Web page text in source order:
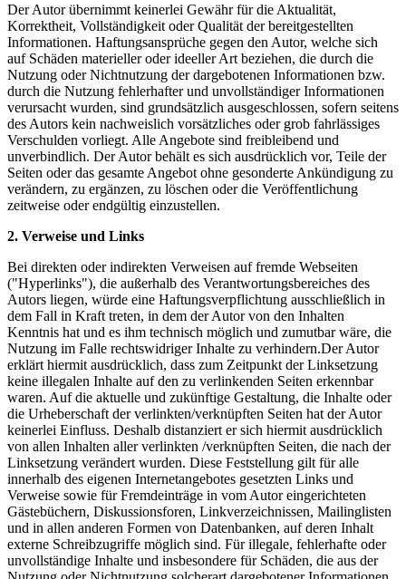
Der Autor übernimmt keinerlei Gewähr für die Aktualität,
Korrektheit, Vollständigkeit oder Qualität der bereitgestellten
Informationen. Haftungsansprüche gegen den Autor, welche sich
auf Schäden materieller oder ideeller Art beziehen, die durch die
Nutzung oder Nichtnutzung der dargebotenen Informationen bzw.
durch die Nutzung fehlerhafter und unvollständiger Informationen
verursacht wurden, sind grundsätzlich ausgeschlossen, sofern seitens
des Autors kein nachweislich vorsätzliches oder grob fahrlässiges
Verschulden vorliegt. Alle Angebote sind freibleibend und
unverbindlich. Der Autor behält es sich ausdrücklich vor, Teile der
Seiten oder das gesamte Angebot ohne gesonderte Ankündigung zu
verändern, zu ergänzen, zu löschen oder die Veröffentlichung
zeitweise oder endgültig einzustellen.
2. Verweise und Links
Bei direkten oder indirekten Verweisen auf fremde Webseiten
("Hyperlinks"), die außerhalb des Verantwortungsbereiches des
Autors liegen, würde eine Haftungsverpflichtung ausschließlich in
dem Fall in Kraft treten, in dem der Autor von den Inhalten
Kenntnis hat und es ihm technisch möglich und zumutbar wäre, die
Nutzung im Falle rechtswidriger Inhalte zu verhindern.Der Autor
erklärt hiermit ausdrücklich, dass zum Zeitpunkt der Linksetzung
keine illegalen Inhalte auf den zu verlinkenden Seiten erkennbar
waren. Auf die aktuelle und zukünftige Gestaltung, die Inhalte oder
die Urheberschaft der verlinkten/verknüpften Seiten hat der Autor
keinerlei Einfluss. Deshalb distanziert er sich hiermit ausdrücklich
von allen Inhalten aller verlinkten /verknüpften Seiten, die nach der
Linksetzung verändert wurden. Diese Feststellung gilt für alle
innerhalb des eigenen Internetangebotes gesetzten Links und
Verweise sowie für Fremdeinträge in vom Autor eingerichteten
Gästebüchern, Diskussionsforen, Linkverzeichnissen, Mailinglisten
und in allen anderen Formen von Datenbanken, auf deren Inhalt
externe Schreibzugriffe möglich sind. Für illegale, fehlerhafte oder
unvollständige Inhalte und insbesondere für Schäden, die aus der